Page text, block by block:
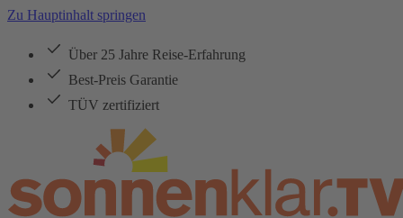
Zu Hauptinhalt springen
Über 25 Jahre Reise-Erfahrung
Best-Preis Garantie
TÜV zertifiziert